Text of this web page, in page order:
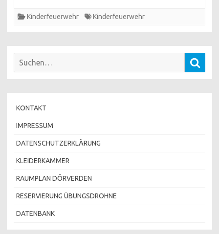
Kinderfeuerwehr Kinderfeuerwehr
Suchen
KONTAKT
IMPRESSUM
DATENSCHUTZERKLÄRUNG
KLEIDERKAMMER
RAUMPLAN DÖRVERDEN
RESERVIERUNG ÜBUNGSDROHNE
DATENBANK